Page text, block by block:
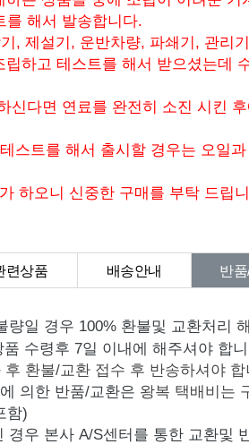
해서 발송합니다.
, 제설기, 운반차량, 파쇄기, 관리
하고 테스트를 해서 받으셨는데
다면 연료를 완전히 소진 시킨 후
스트를 해서 출시할 경우는 오일
하오니 신중한 구매를 부탁 드립
련상품 배송안내 반
량일 경우 100% 환불및 교환처리
품 수령후 7일 이내에 해주셔야 합
후 환불/교환 접수 후 반송하셔야
의한 반품/교환은 왕복 택배비는
함)
경우 본사 A/S센터를 통한 교환및